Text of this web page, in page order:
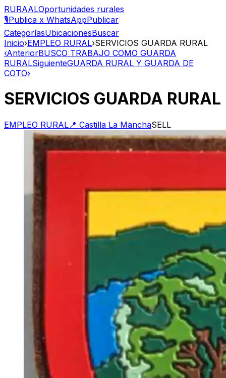
RURAALOportunidades rurales
🎙️Publica x WhatsAppPublicar
CategoríasUbicacionesBuscar
Inicio›EMPLEO RURAL›SERVICIOS GUARDA RURAL
‹AnteriorBUSCO TRABAJO COMO GUARDA
RURALSiguienteGUARDA RURAL Y GUARDA DE
COTO›
SERVICIOS GUARDA RURAL
EMPLEO RURAL 📍 Castilla La ManchaSELL